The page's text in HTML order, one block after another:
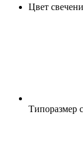
Цвет
Типоразмер